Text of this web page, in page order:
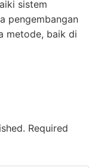
sistem
pengembangan
metode, baik di
Required